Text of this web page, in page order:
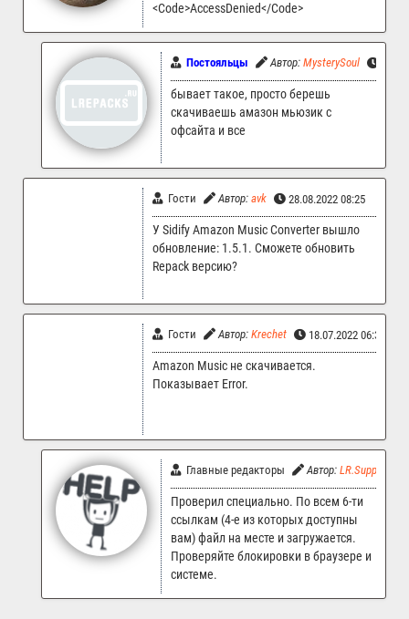
<Code>AccessDenied</Code>
Постояльцы Автор: MysterySoul
бывает такое, просто берешь
скачиваешь амазон мьюзик с
офсайта и все
Гости Автор: avk 28.08.2022 08:25
У Sidify Amazon Music Converter вышло
обновление: 1.5.1. Сможете обновить
Repack версию?
Гости Автор: Krechet 18.07.2022 06:32
Amazon Music не скачивается.
Показывает Error.
Главные редакторы Автор: LR.Support
Проверил специально. По всем 6-ти
ссылкам (4-е из которых доступны
вам) файл на месте и загружается.
Проверяйте блокировки в браузере и
системе.